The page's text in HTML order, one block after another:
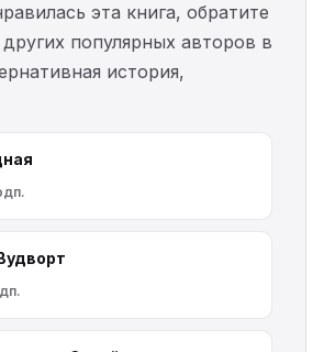
эта книга, обратите
популярных авторов в
история,